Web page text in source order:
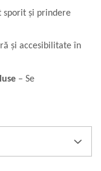
sporit și prindere
și accesibilitate în
– Se